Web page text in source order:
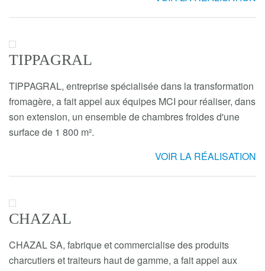
TIPPAGRAL
TIPPAGRAL, entreprise spécialisée dans la transformation
fromagère, a fait appel aux équipes MCI pour réaliser, dans
son extension, un ensemble de chambres froides d'une
surface de 1 800 m².
VOIR LA RÉALISATION
CHAZAL
CHAZAL SA, fabrique et commercialise des produits
charcutiers et traiteurs haut de gamme, a fait appel aux